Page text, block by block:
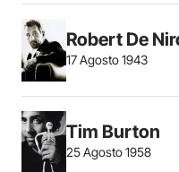
Robert De
17 Agosto 1943
Tim Burton
25 Agosto 1958